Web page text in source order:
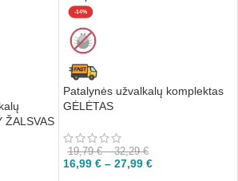
ŽALSVAS
-14%
Patalynės užvalkalų komplektas
GĖLĖTAS
19,79€–32,29€
16,99 € – 27,99 €